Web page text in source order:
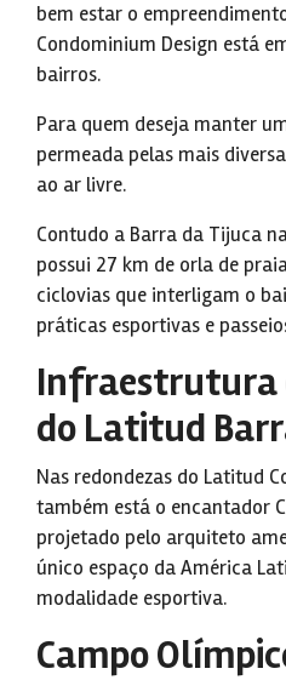
bem estar o
Condominium Design está
bairros.
Para quem deseja manter
permeada pelas mais
ao ar livre.
Contudo a Barra da Tijuca
possui 27 km de orla de
ciclovias que interligam o
práticas esportivas e
Infraestrutura
do Latitud
Nas redondezas do Latitud
também está o encantador
projetado pelo arquiteto
único espaço da América
modalidade esportiva.
Campo